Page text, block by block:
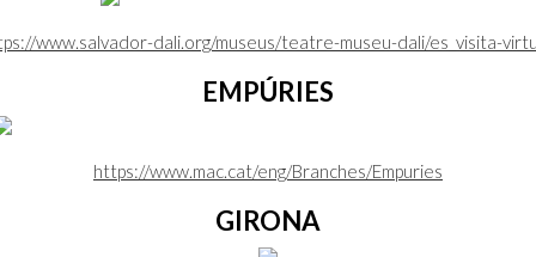
www.salvador-dali.org/museus/teatre-museu-dali/es_visita-
EMPÚRIES
https://www.mac.cat/eng/Branches/Empuries
GIRONA